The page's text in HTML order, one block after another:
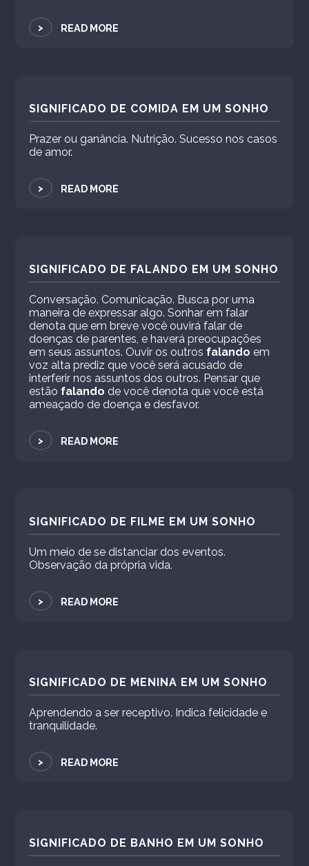
> READ MORE
SIGNIFICADO DE COMIDA EM UM SONHO
Prazer ou ganância. Nutrição. Sucesso nos casos
de amor.
> READ MORE
SIGNIFICADO DE FALANDO EM UM SONHO
Conversação. Comunicação. Busca por uma
maneira de expressar algo. Sonhar em falar
denota que em breve você ouvirá falar de
doenças de parentes, e haverá preocupações
em seus assuntos. Ouvir os outros falando em
voz alta prediz que você será acusado de
interferir nos assuntos dos outros. Pensar que
estão falando de você denota que você está
ameaçado de doença e desfavor.
> READ MORE
SIGNIFICADO DE FILME EM UM SONHO
Um meio de se distanciar dos eventos.
Observação da própria vida.
> READ MORE
SIGNIFICADO DE MENINA EM UM SONHO
Aprendendo a ser receptivo. Indica felicidade e
tranquilidade.
> READ MORE
SIGNIFICADO DE BANHO EM UM SONHO